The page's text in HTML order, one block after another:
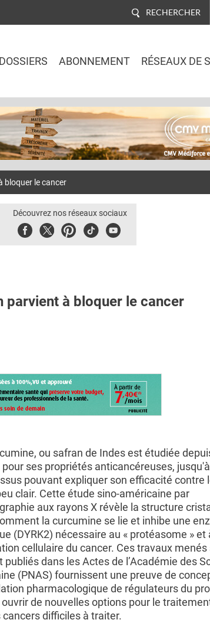
RECHERCHER
DOSSIERS ABONNEMENT RÉSEAUX DE
bloquer le cancer
Découvrez nos réseaux sociaux
FacebookTwitterPinterest
TiktokYoubute
parvient à bloquer le cancer
ou safran de Indes est étudiée
pour ses propriétés anticancéreuses,
pouvant expliquer son efficacité contre
clair. Cette étude sino-américaine par
aux rayons X révèle la structure
la curcumine se lie et inhibe une
(DYRK2) nécessaire au « protéasome » et
cellulaire du cancer. Ces travaux menés
publiés dans les Actes de l’Académie des
(PNAS) fournissent une preuve de
pharmacologique de régulateurs du
de nouvelles options pour le
difficiles à traiter.